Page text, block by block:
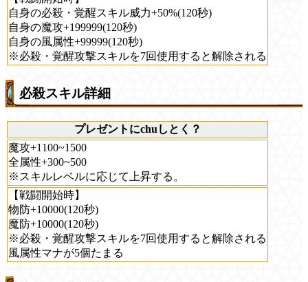
自身の必殺・覚醒スキル威力+50%(120秒)
自身の魔攻+199999(120秒)
自身の風属性+99999(120秒)
※必殺・覚醒攻撃スキルを7回使用すると解除される
必殺スキル詳細
プレゼントにchuしとく？
魔攻+1100~1500
全属性+300~500
※スキルレベルに応じて上昇する。
【戦闘開始時】
物防+10000(120秒)
魔防+10000(120秒)
※必殺・覚醒攻撃スキルを7回使用すると解除される
風属性マナが5個たまる